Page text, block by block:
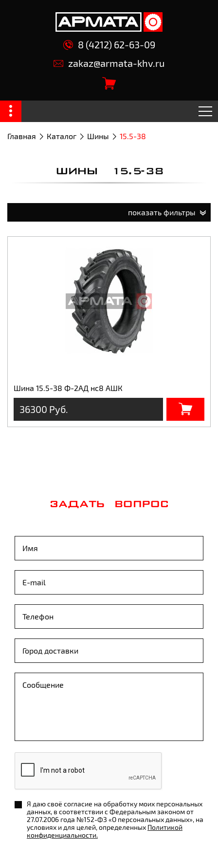
8 (4212) 62-63-09
zakaz@armata-khv.ru
Главная Каталог Шины 15.5-38
ШИНЫ 15.5-38
показать фильтры
Шина 15.5-38 Ф-2АД нс8 АШК
36300 Руб.
ЗАДАТЬ ВОПРОС
Я даю своё согласие на обработку моих персональных
данных, в соответствии с Федеральным законом от
27.07.2006 года №152-ФЗ «О персональных данных», на
условиях и для целей, определенных Политикой
конфиденциальности.